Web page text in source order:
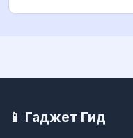
📱 Гаджет Гид